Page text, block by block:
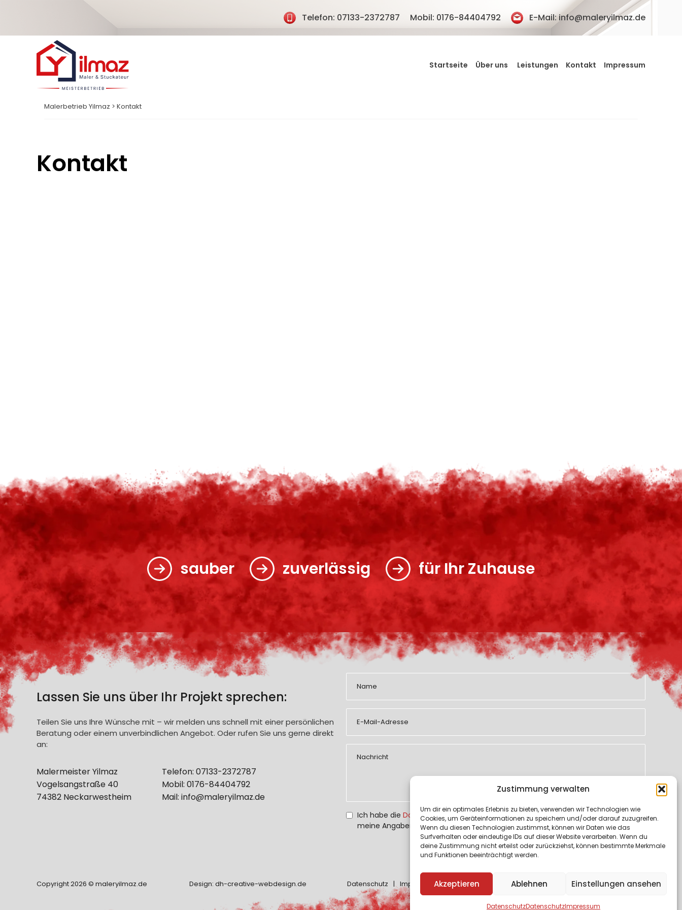
Zustimmung verwalten
Um dir ein optimales Erlebnis zu bieten, verwenden wir Technologien wie
Cookies, um Geräteinformationen zu speichern und/oder darauf zuzugreifen.
Wenn du diesen Technologien zustimmst, können wir Daten wie das
Surfverhalten oder eindeutige IDs auf dieser Website verarbeiten. Wenn du
deine Zustimmung nicht erteilst oder zurückziehst, können bestimmte Merkmale
und Funktionen beeinträchtigt werden.
Akzeptieren Ablehnen Einstellungen ansehen
DatenschutzDatenschutzImpressum
Telefon: 07133-2372787 Mobil: 0176-84404792 E-Mail:info@maleryilmaz.de
Startseite Über uns Leistungen Kontakt Impressum
Malerbetrieb Yilmaz > Kontakt
Kontakt
sauber zuverlässig für Ihr Zuhause
Lassen Sie uns über Ihr Projekt sprechen:
Teilen Sie uns Ihre Wünsche mit – wir melden uns schnell mit einer persönlichen
Beratung oder einem unverbindlichen Angebot. Oder rufen Sie uns gerne direkt
an:
Malermeister Yilmaz
Vogelsangstraße 40
74382 Neckarwestheim
Telefon: 07133-2372787
Mobil: 0176-84404792
Mail: info@maleryilmaz.de
Ich habe die Datenschutzerklärungzur Kenntnis genommen. Ich stimme zu, dass
meine Angaben zur Kontaktaufnahme und für Rückfragen gespeichert werden.
SENDEN
Copyright 2026 © maleryilmaz.de Design: dh-creative-webdesign.de Datenschutz Impressum